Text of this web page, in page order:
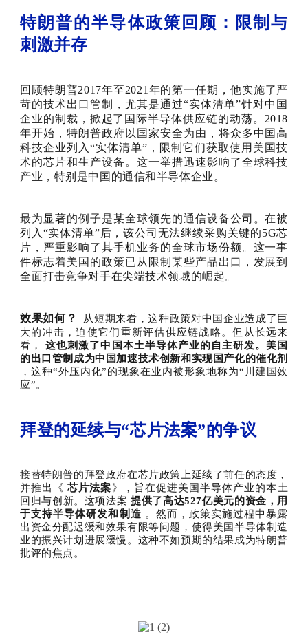
特朗普的半导体政策回顾：限制与
刺激并存
回顾特朗普2017年至2021年的第一任期，他实施了严
苛的技术出口管制，尤其是通过“实体清单”针对中国
企业的制裁，掀起了国际半导体供应链的动荡。2018
年开始，特朗普政府以国家安全为由，将众多中国高
科技企业列入“实体清单”，限制它们获取使用美国技
术的芯片和生产设备。这一举措迅速影响了全球科技
产业，特别是中国的通信和半导体企业。
最为显著的例子是某全球领先的通信设备公司。在被
列入“实体清单”后，该公司无法继续采购关键的5G芯
片，严重影响了其手机业务的全球市场份额。这一事
件标志着美国的政策已从限制某些产品出口，发展到
全面打击竞争对手在尖端技术领域的崛起。
效果如何？
从短期来看，这种政策对中国企业造成了巨
大的冲击，迫使它们重新评估供应链战略。但从长远来
看，
这也刺激了中国本土半导体产业的自主研发。美国
的出口管制成为中国加速技术创新和实现国产化的催化剂
，这种“外压内化”的现象在业内被形象地称为“川建国效
应”。
拜登的延续与“芯片法案”的争议
接替特朗普的拜登政府在芯片政策上延续了前任的态度，
并推出《 芯片法案》，旨在促进美国半导体产业的本土
回归与创新。这项法案 提供了高达527亿美元的资金，用
于支持半导体研发和制造 。然而，政策实施过程中暴露
出资金分配迟缓和效果有限等问题，使得美国半导体制造
业的振兴计划进展缓慢。这种不如预期的结果成为特朗普
批评的焦点。